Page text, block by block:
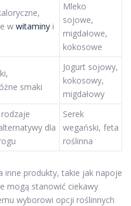
w witaminy i
Mleko
sojowe,
migdałowe,
kokosowe
smaki
Jogurt sojowy,
kokosowy,
migdałowy
dla
Serek
wegański, feta
roślinna
inne produkty, takie jak napoje
mogą stanowić ciekawy
wyborowi opcji roślinnych